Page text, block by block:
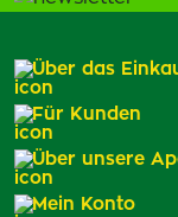
Über das
Für Kunden
Über unsere
Mein Konto